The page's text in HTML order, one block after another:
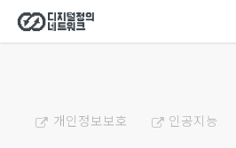
Skip
to
개인정보보호 인공지능